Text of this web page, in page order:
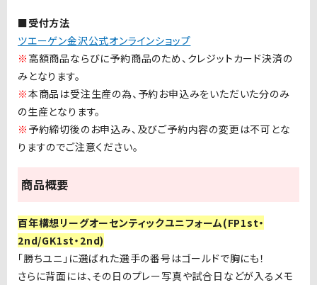
■受付方法
ツエーゲン金沢公式オンラインショップ
※ 高額商品ならびに予約商品のため、クレジットカード決済の
みとなります。
※本商品は受注生産の為、予約お申込みをいただいた分のみ
の生産となります。
※ 予約締切後のお申込み、及びご予約内容の変更は不可とな
りますのでご注意ください。
商品概要
百年構想リーグオーセンティックユニフォーム(FP1st・
2nd/GK1st・2nd)
「勝ちユニ」に選ばれた選手の番号はゴールドで胸にも！
さらに背面には、その日のプレー写真や試合日などが入るメモ